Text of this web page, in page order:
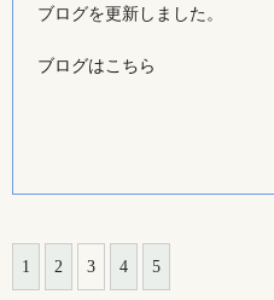
ブログを更新しました。
ブログはこちら
1 2 3 4 5